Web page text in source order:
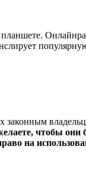
планшете.
законным
чтобы они
на